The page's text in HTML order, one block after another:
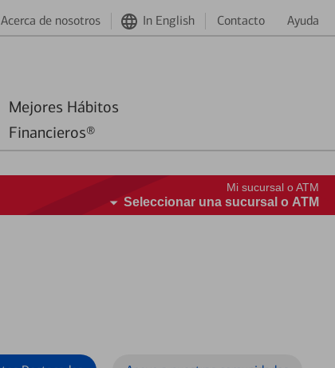
Acerca de nosotros In English Contacto Ayuda
Mejores Hábitos
Financieros®
Mi sucursal o ATM
Seleccionar una sucursal o ATM